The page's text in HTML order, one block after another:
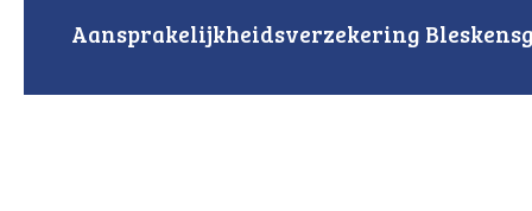
Aansprakelijkheidsverzekering